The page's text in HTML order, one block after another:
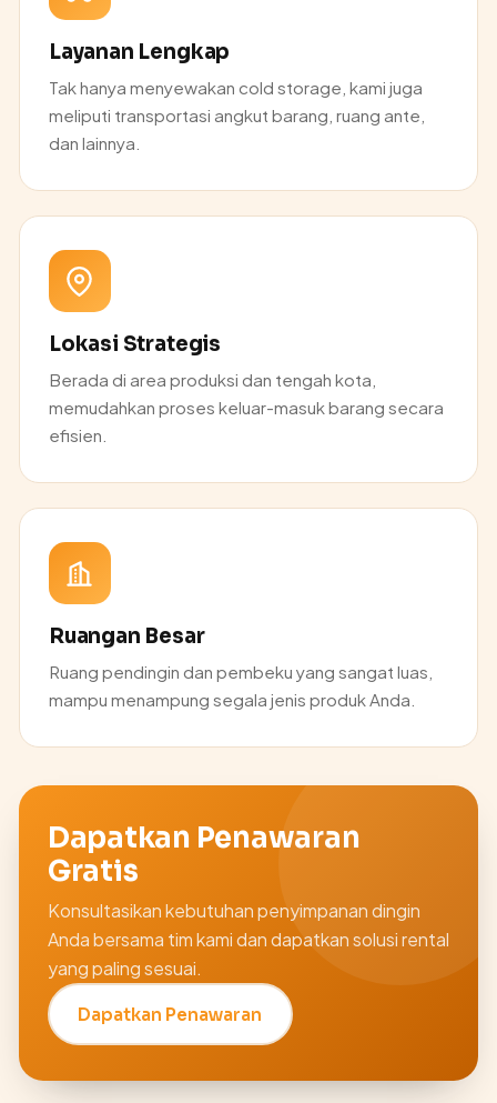
Layanan Lengkap
Tak hanya menyewakan cold storage, kami juga
meliputi transportasi angkut barang, ruang ante,
dan lainnya.
Lokasi Strategis
Berada di area produksi dan tengah kota,
memudahkan proses keluar-masuk barang secara
efisien.
Ruangan Besar
Ruang pendingin dan pembeku yang sangat luas,
mampu menampung segala jenis produk Anda.
Dapatkan Penawaran
Gratis
Konsultasikan kebutuhan penyimpanan dingin
Anda bersama tim kami dan dapatkan solusi rental
yang paling sesuai.
Dapatkan Penawaran